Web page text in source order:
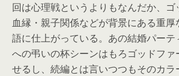
回は心理戦というよりもなんだか、
血縁・親子関係などが背景にある重
語に仕上がっている。あの結婚パーテ
への弔いの杯シーンはもろゴッドファ
せるし、続編とは言いつつもそのカラ